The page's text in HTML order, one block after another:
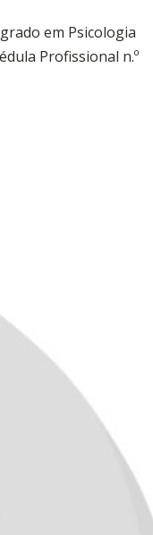
em Psicologia
Profissional n.º